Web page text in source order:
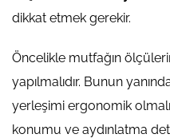
dikkat etmek gerekir.
Öncelikle mutfağın
yapılmalıdır. Bunun
yerleşimi ergonomik
konumu ve aydınlatma